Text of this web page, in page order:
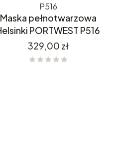
P516
Maska pełnotwarzowa
PORTWEST P516
Cena
329,00 zł